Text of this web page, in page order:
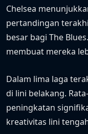
Chelsea
pertandingan
besar bagi The
membuat mereka
Dalam lima laga
di lini belakang.
peningkatan
kreativitas lini